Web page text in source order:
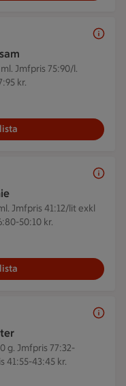
Jmfpris 75:90/l.
kr.
Jmfpris 41:12/lit exkl
50:10 kr.
g. Jmfpris 77:32-
41:55-43:45 kr.